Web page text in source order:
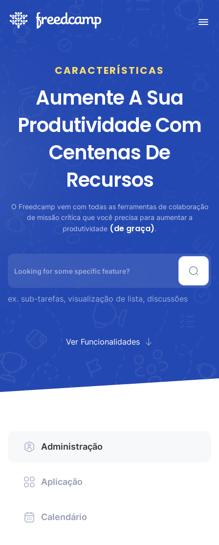
CARACTERÍSTICAS
Aumente A Sua
Produtividade Com
Centenas De
Recursos
O Freedcamp vem com todas as ferramentas de colaboração
de missão crítica que você precisa para aumentar a
produtividade (de graça).
ex. sub-tarefas, visualização de lista, discussões
Ver Funcionalidades
Administração
Aplicação
Calendário